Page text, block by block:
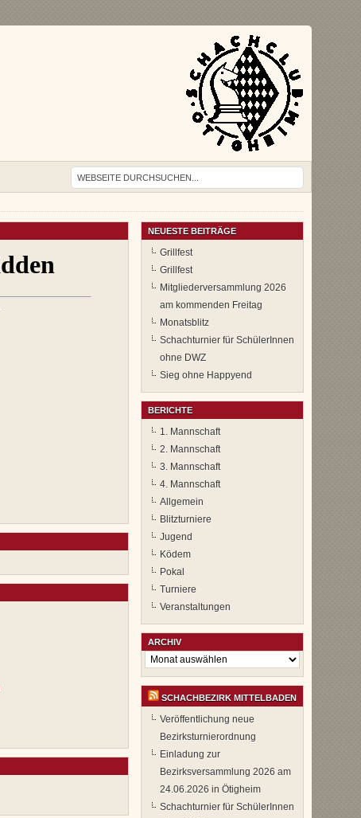
NEUESTE BEITRÄGE
Grillfest
Grillfest
Mitgliederversammlung 2026
am kommenden Freitag
Monatsblitz
Schachturnier für SchülerInnen
ohne DWZ
Sieg ohne Happyend
BERICHTE
1. Mannschaft
2. Mannschaft
3. Mannschaft
4. Mannschaft
Allgemein
Blitzturniere
Jugend
Ködem
Pokal
Turniere
Veranstaltungen
ARCHIV
Archiv
SCHACHBEZIRK MITTELBADEN
Veröffentlichung neue
Bezirksturnierordnung
Einladung zur
Bezirksversammlung 2026 am
24.06.2026 in Ötigheim
Schachturnier für SchülerInnen